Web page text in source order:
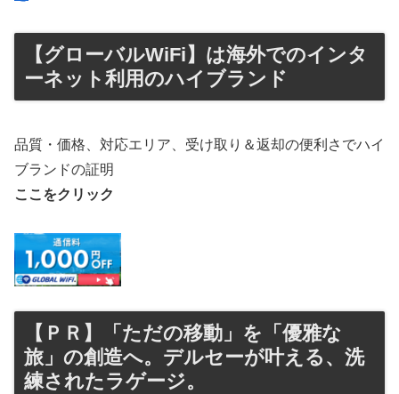
【グローバルWiFi】は海外でのインタ
ーネット利用のハイブランド
品質・価格、対応エリア、受け取り＆返却の便利さでハイ
ブランドの証明
ここをクリック
【ＰＲ】「ただの移動」を「優雅な
旅」の創造へ。デルセーが叶える、洗
練されたラゲージ。